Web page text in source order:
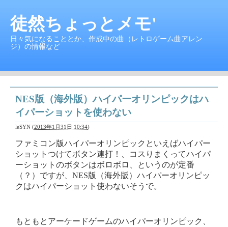
徒然ちょっとメモ'
日々気になることとか、作成中の曲（レトロゲーム曲アレン
ジ）の情報など
NES版（海外版）ハイパーオリンピックはハ
イパーショットを使わない
leSYN (2013年1月31日 10:34)
ファミコン版ハイパーオリンピックといえばハイパー
ショットつけてボタン連打！、コスりまくってハイパ
ーショットのボタンはボロボロ、というのが定番
（？）ですが、NES版（海外版）ハイパーオリンピッ
クはハイパーショット使わないそうで。
もともとアーケードゲームのハイパーオリンピック、